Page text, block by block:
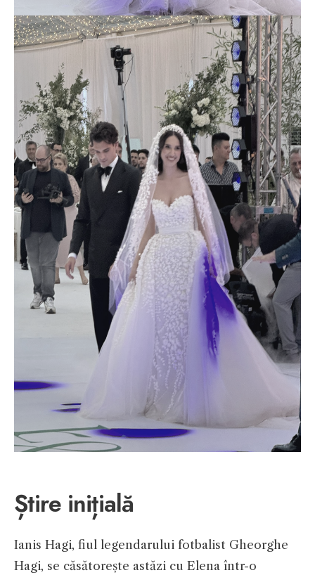
Știre inițială
Ianis Hagi, fiul legendarului fotbalist Gheorghe
Hagi, se căsătorește astăzi cu Elena într-o